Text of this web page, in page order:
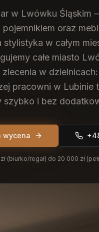
w Lwówku Śląskim
pojemnikiem oraz
stylistyka w całym
całe miasto
w
pracowni w Lubinie
szybko i bez
wycena
(biurko/regał) do 20 000 zł